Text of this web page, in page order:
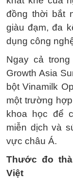
đồng thời bắt
giàu đạm, đa
dụng công
Ngay cả
Growth Asia
bột Vinamilk
một trường
khoa học để
miễn dịch và
vực châu Á.
Thước đo
Việt